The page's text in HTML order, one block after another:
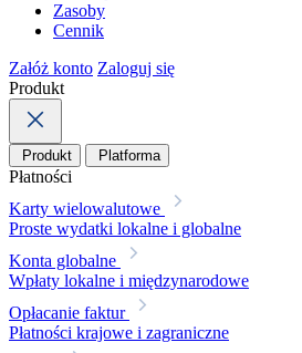
Zasoby
Cennik
Załóż konto Zaloguj się
Produkt
Produkt Platforma
Płatności
Karty wielowalutowe
Proste wydatki lokalne i globalne
Konta globalne
Wpłaty lokalne i międzynarodowe
Opłacanie faktur
Płatności krajowe i zagraniczne